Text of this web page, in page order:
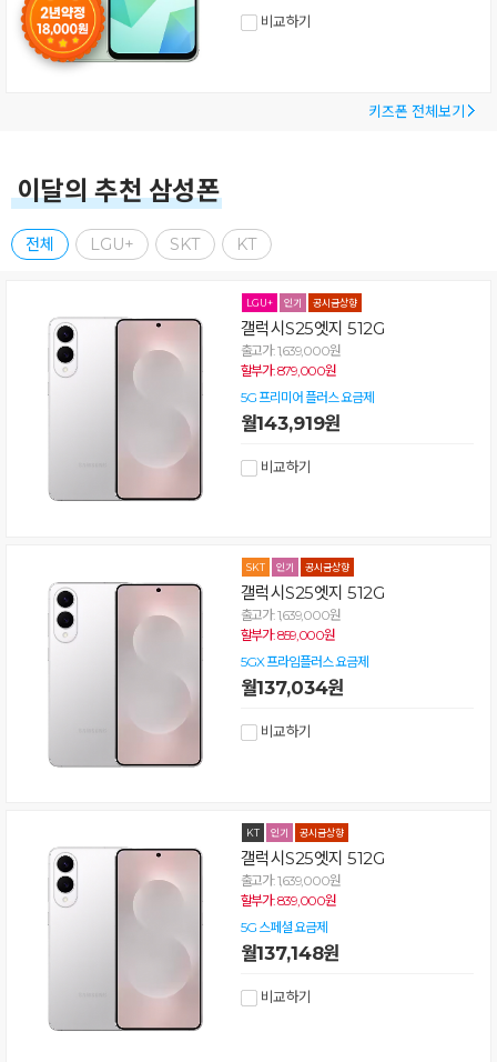
비교하기
키즈폰 전체보기
이달의 추천 삼성폰
전체 LGU+ SKT KT
갤럭시S25엣지 512G
출고가: 1,639,000원
할부가: 879,000원
5G 프리미어 플러스 요금제
월143,919원
비교하기
갤럭시S25엣지 512G
출고가: 1,639,000원
할부가: 859,000원
5GX 프라임플러스 요금제
월137,034원
비교하기
갤럭시S25엣지 512G
출고가: 1,639,000원
할부가: 839,000원
5G 스페셜 요금제
월137,148원
비교하기